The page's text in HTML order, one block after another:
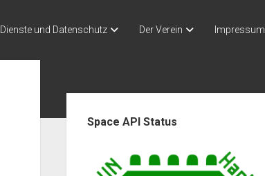
Dienste und Datenschutz Der Verein Impressum
Space API Status